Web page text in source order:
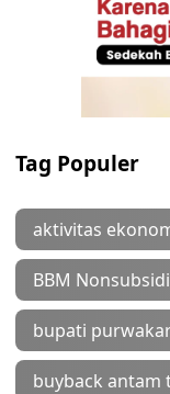
Tag Populer
aktivitas
BBM Nonsubsidi
bupati
buyback antam